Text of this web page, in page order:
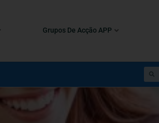
Grupos De Acção APP